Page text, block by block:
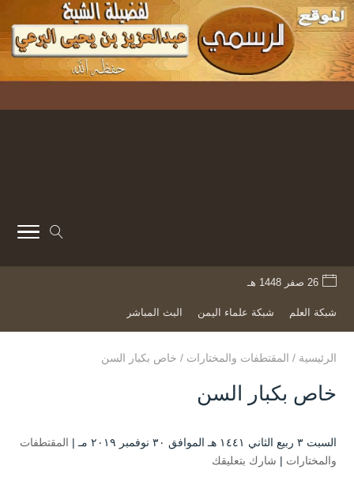
26 صفر 1448 هـ
شبكة العلم شبكة علماء اليمن البث المباشر
الرئيسية / المقتطفات والمختارات / خاص بكبار السن
خاص بكبار السن
السبت ۳ ربيع الثاني ۱٤٤۱ هـ الموافق ۳۰ نوفمبر ۲۰۱۹ مـ |
المقتطفات
والمختارات | شارك بتعليقك